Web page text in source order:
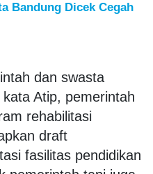
Bandung Dicek Cegah
dan swasta
Atip, pemerintah
rehabilitasi
draft
fasilitas pendidikan